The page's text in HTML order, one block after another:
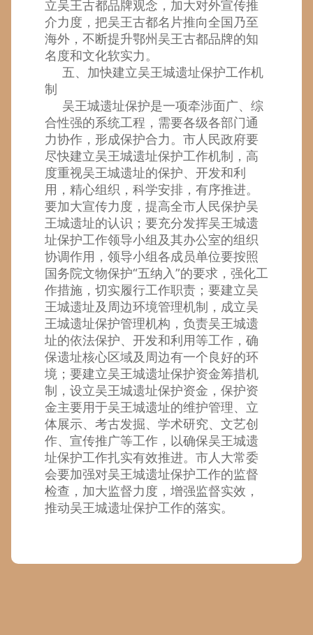
立吴王古都品牌观念，加大对外宣传推
介力度，把吴王古都名片推向全国乃至
海外，不断提升鄂州吴王古都品牌的知
名度和文化软实力。
五、加快建立吴王城遗址保护工作机
制
吴王城遗址保护是一项牵涉面广、综
合性强的系统工程，需要各级各部门通
力协作，形成保护合力。市人民政府要
尽快建立吴王城遗址保护工作机制，高
度重视吴王城遗址的保护、开发和利
用，精心组织，科学安排，有序推进。
要加大宣传力度，提高全市人民保护吴
王城遗址的认识；要充分发挥吴王城遗
址保护工作领导小组及其办公室的组织
协调作用，领导小组各成员单位要按照
国务院文物保护“五纳入”的要求，强化工
作措施，切实履行工作职责；要建立吴
王城遗址及周边环境管理机制，成立吴
王城遗址保护管理机构，负责吴王城遗
址的依法保护、开发和利用等工作，确
保遗址核心区域及周边有一个良好的环
境；要建立吴王城遗址保护资金筹措机
制，设立吴王城遗址保护资金，保护资
金主要用于吴王城遗址的维护管理、立
体展示、考古发掘、学术研究、文艺创
作、宣传推广等工作，以确保吴王城遗
址保护工作扎实有效推进。市人大常委
会要加强对吴王城遗址保护工作的监督
检查，加大监督力度，增强监督实效，
推动吴王城遗址保护工作的落实。